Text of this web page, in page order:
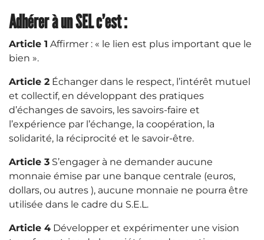
Adhérer à un SEL c’est :
Article 1 Affirmer : « le lien est plus important que le
bien ».
Article 2 Échanger dans le respect, l’intérêt mutuel
et collectif, en développant des pratiques
d’échanges de savoirs, les savoirs-faire et
l’expérience par l’échange, la coopération, la
solidarité, la réciprocité et le savoir-être.
Article 3 S’engager à ne demander aucune
monnaie émise par une banque centrale (euros,
dollars, ou autres ), aucune monnaie ne pourra être
utilisée dans le cadre du S.E.L.
Article 4 Développer et expérimenter une vision